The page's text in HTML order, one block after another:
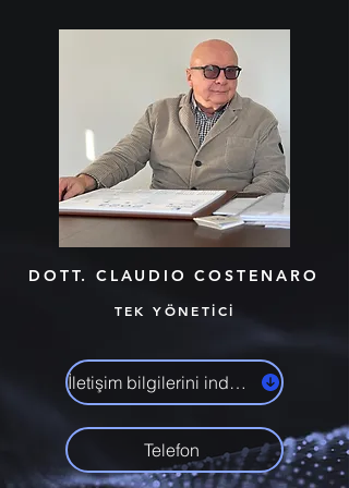
DOTT. CLAUDIO COSTENARO
TEK YÖNETİCİ
İletişim bilgilerini indirin
Telefon